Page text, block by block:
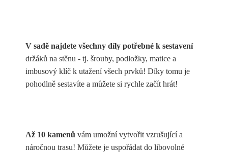
V sadě najdete všechny díly potřebné k sestavení
držáků na stěnu - tj. šrouby, podložky, matice a
imbusový klíč k utažení všech prvků! Díky tomu je
pohodlně sestavíte a můžete si rychle začít hrát!
Až 10 kamenů vám umožní vytvořit vzrušující a
náročnou trasu! Můžete je uspořádat do libovolné